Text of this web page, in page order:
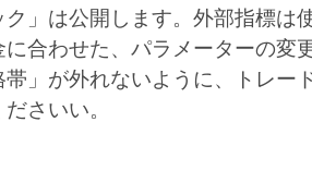
ク」は公開します。外部指標は
に合わせた、パラメーターの変
帯」が外れないように、トレー
さいい。